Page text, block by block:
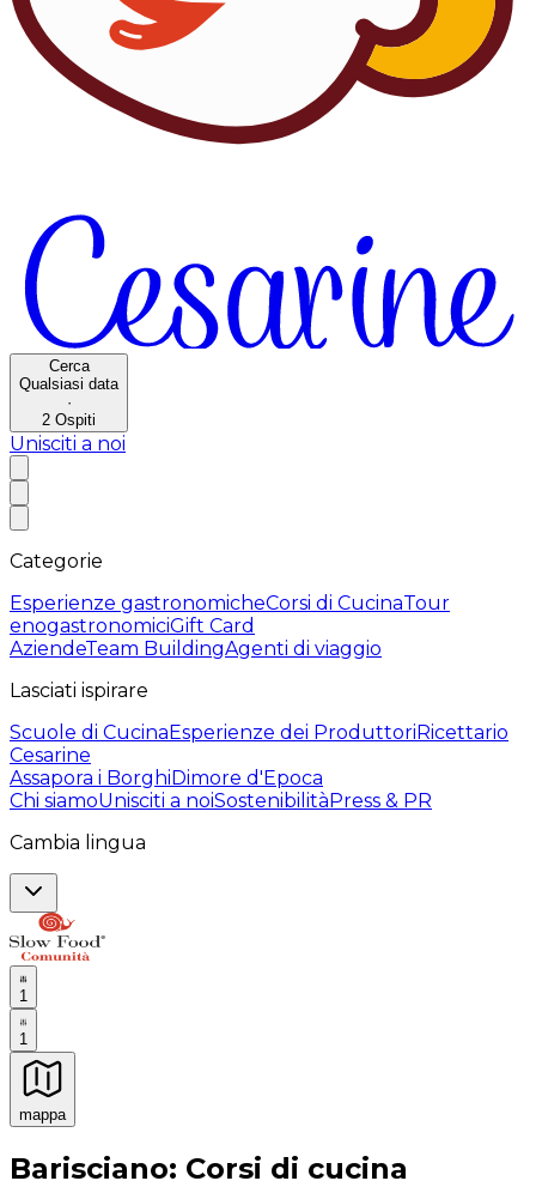
Cerca
Qualsiasi data
·
2 Ospiti
Unisciti a noi
Categorie
Esperienze gastronomicheCorsi di CucinaTour
enogastronomiciGift Card
AziendeTeam BuildingAgenti di viaggio
Lasciati ispirare
Scuole di CucinaEsperienze dei ProduttoriRicettario
Cesarine
Assapora i BorghiDimore d'Epoca
Chi siamoUnisciti a noiSostenibilitàPress & PR
Cambia lingua
1
1
mappa
Esperienze culinarie indimenticabili: Esperienze
Barisciano: Corsi di cucina